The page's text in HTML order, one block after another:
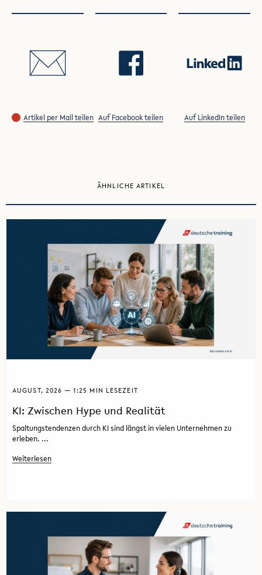
Artikel per Mail teilen Auf Facebook teilen Auf LinkedIn teilen
ÄHNLICHE ARTIKEL
AUGUST, 2026 — 1:25 MIN LESEZEIT
KI: Zwischen Hype und Realität
Spaltungstendenzen durch KI sind längst in vielen Unternehmen zu
erleben. ...
Weiterlesen